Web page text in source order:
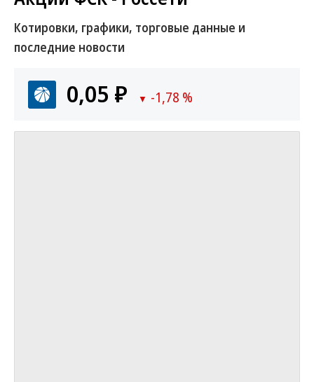
Котировки, графики, торговые данные и
последние новости
0,05 ₽ -1,78 %